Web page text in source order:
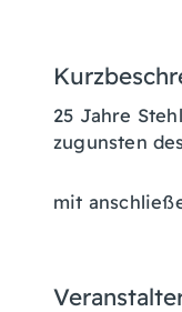
25 Jahre
zugunsten
mit